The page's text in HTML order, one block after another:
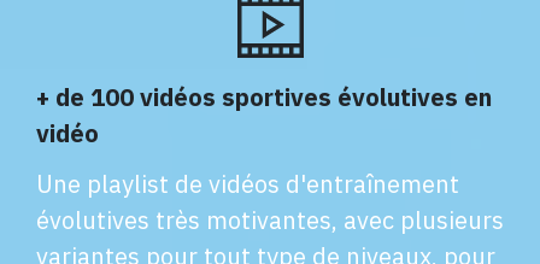
+ de 100 vidéos sportives évolutives en
vidéo
Une playlist de vidéos d'entraînement
évolutives très motivantes, avec plusieurs
variantes pour tout type de niveaux, pour